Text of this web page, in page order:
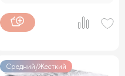
Средний/Жесткий